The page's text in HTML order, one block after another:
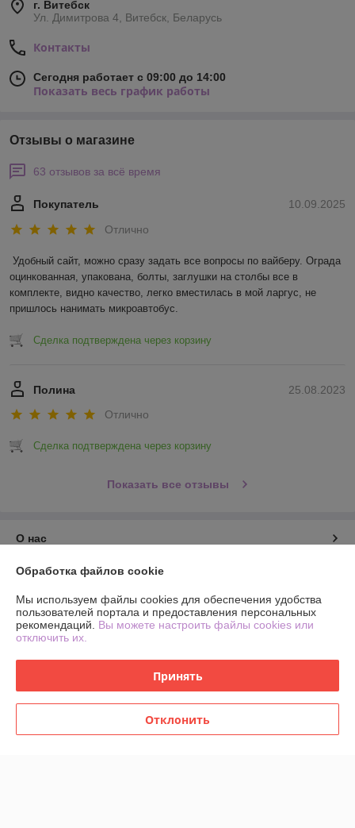
г. Витебск
Ул. Димитрова 4, Витебск, Беларусь
Контакты
Сегодня работает с 09:00 до 14:00
Показать весь график работы
Отзывы о магазине
63 отзывов за всё время
10.09.2025
Покупатель
Отлично
Удобный сайт, можно сразу задать все вопросы по вайберу. Ограда
оцинкованная, упакована, болты, заглушки на столбы все в
комплекте, видно качество, легко вместилась в мой ларгус, не
пришлось нанимать микроавтобус.
Сделка подтверждена через корзину
25.08.2023
Полина
Отлично
Сделка подтверждена через корзину
Показать все отзывы
О нас
Контакты
Доставка и оплата
Полная версия сайта
Политика обработки cookies
Обработка файлов cookie
Мы используем файлы cookies для обеспечения удобства
пользователей портала и предоставления персональных
рекомендаций. Вы можете настроить файлы cookies или
отключить их.
Принять
Отклонить